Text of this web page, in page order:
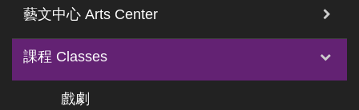
藝文中心 Arts Center
課程 Classes
戲劇